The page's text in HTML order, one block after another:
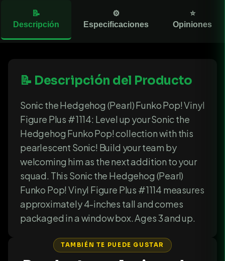
📝
Descripción
⚙️
Especificaciones
⭐
Opiniones
📝 Descripción del Producto
Sonic the Hedgehog (Pearl) Funko Pop! Vinyl
Figure Plus #1114: Level up your Sonic the
Hedgehog Funko Pop! collection with this
pearlescent Sonic! Build your team by
welcoming him as the next addition to your
squad. This Sonic the Hedgehog (Pearl)
Funko Pop! Vinyl Figure Plus #1114 measures
approximately 4-inches tall and comes
packaged in a window box. Ages 3 and up.
TAMBIÉN TE PUEDE GUSTAR